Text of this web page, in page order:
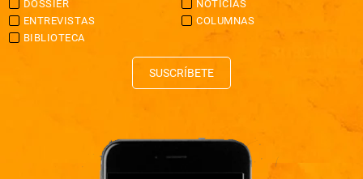
DOSSIER
NOTICIAS
ENTREVISTAS
COLUMNAS
BIBLIOTECA
SUSCRÍBETE